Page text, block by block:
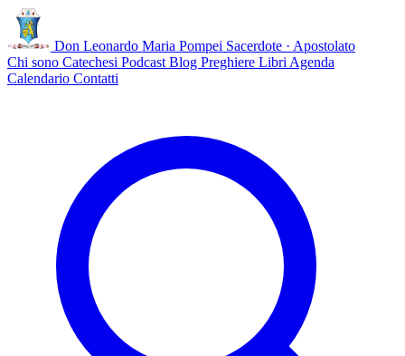
Don Leonardo Maria Pompei Sacerdote · Apostolato
Chi sono Catechesi Podcast Blog Preghiere Libri Agenda
Calendario Contatti